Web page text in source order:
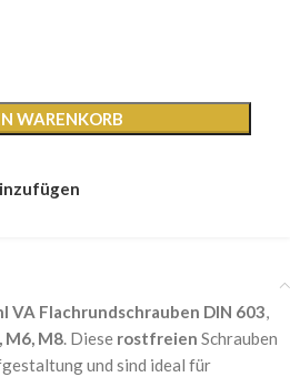
WARENKORB
VA Flachrundschrauben DIN 603,
M6, M8. Diese rostfreien Schrauben
und sind ideal für